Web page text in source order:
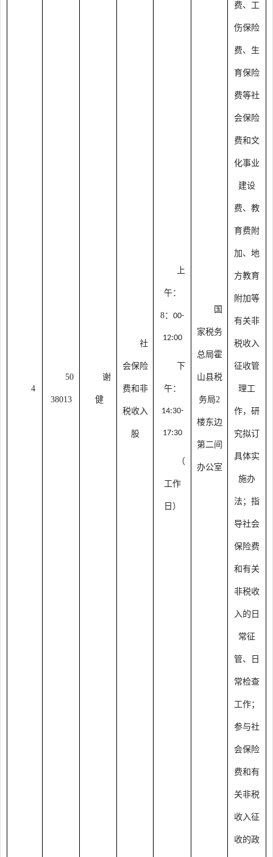
4
50
38013
谢
健
社
会保险
费和非
税收入
股
上
午：
8： 00-
12:00
下
午：
14:30-
17:30
（
工作
日）
国
家税务
总局霍
山县税
务局2
楼东边
第二间
办公室
费、工
伤保险
费、生
育保险
费等社
会保险
费和文
化事业
建设
费、教
育费附
加、地
方教育
附加等
有关非
税收入
征收管
理工
作，研
究拟订
具体实
施办
法；指
导社会
保险费
和有关
非税收
入的日
常征
管、日
常检查
工作；
参与社
会保险
费和有
关非税
收入征
收的政